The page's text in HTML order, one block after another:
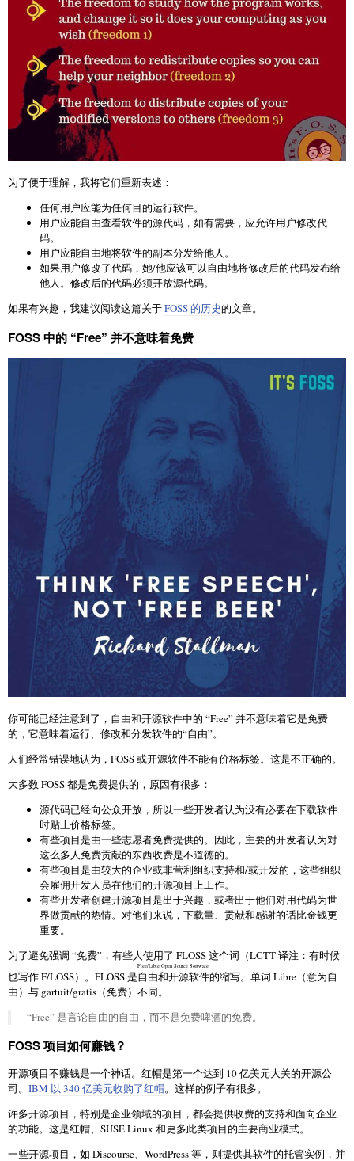
为了便于理解，我将它们重新表述：
任何用户应能为任何目的运行软件。
用户应能自由查看软件的源代码，如有需要，应允许用户修改代
码。
用户应能自由地将软件的副本分发给他人。
如果用户修改了代码，她/他应该可以自由地将修改后的代码发布给
他人。修改后的代码必须开放源代码。
如果有兴趣，我建议阅读这篇关于FOSS 的历史的文章。
FOSS 中的 “Free” 并不意味着免费
你可能已经注意到了，自由和开源软件中的 “Free” 并不意味着它是免费
的，它意味着运行、修改和分发软件的“自由”。
人们经常错误地认为，FOSS 或开源软件不能有价格标签。这是不正确的。
大多数 FOSS 都是免费提供的，原因有很多：
源代码已经向公众开放，所以一些开发者认为没有必要在下载软件
时贴上价格标签。
有些项目是由一些志愿者免费提供的。因此，主要的开发者认为对
这么多人免费贡献的东西收费是不道德的。
有些项目是由较大的企业或非营利组织支持和/或开发的，这些组织
会雇佣开发人员在他们的开源项目上工作。
有些开发者创建开源项目是出于兴趣，或者出于他们对用代码为世
界做贡献的热情。对他们来说，下载量、贡献和感谢的话比金钱更
重要。
为了避免强调 “免费”，有些人使用了 FLOSS 这个词（LCTT 译注：有时候
也写作 F/LOSS）。FLOSS 是自由和开源软件
Free/Libre Open Source Software
的缩写。单词 Libre（意为自
由）与 gartuit/gratis（免费）不同。
“Free” 是言论自由的自由，而不是免费啤酒的免费。
FOSS 项目如何赚钱？
开源项目不赚钱是一个神话。红帽是第一个达到 10 亿美元大关的开源公
司。 IBM 以 340 亿美元收购了红帽。这样的例子有很多。
许多开源项目，特别是企业领域的项目，都会提供收费的支持和面向企业
的功能。这是红帽、SUSE Linux 和更多此类项目的主要商业模式。
一些开源项目，如 Discourse、WordPress 等，则提供其软件的托管实例，并